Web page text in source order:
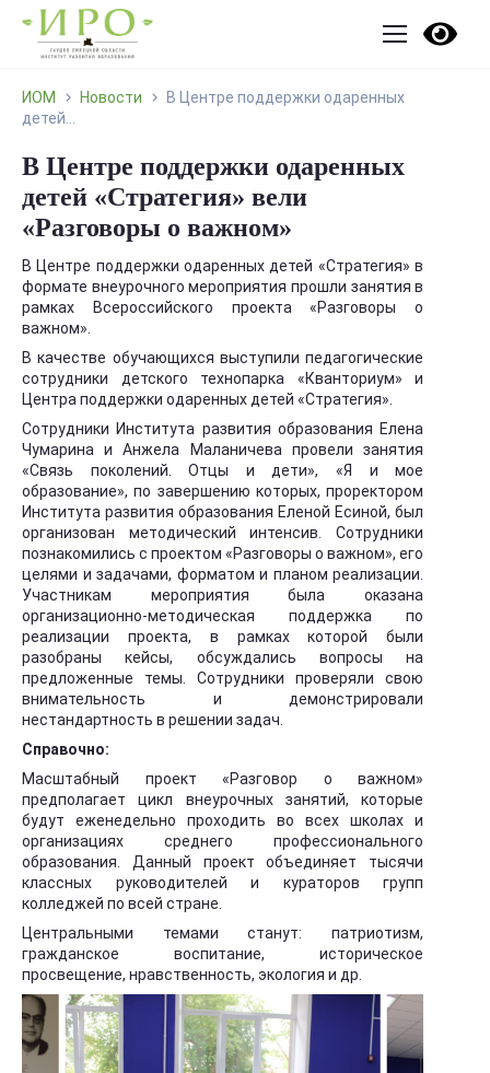
ИОМ Новости
В Центре поддержки одаренных
детей...
В Центре поддержки одаренных
детей «Стратегия» вели
«Разговоры о важном»
В Центре поддержки одаренных детей «Стратегия» в
формате внеурочного мероприятия прошли занятия в
рамках Всероссийского проекта «Разговоры о
важном».
В качестве обучающихся выступили педагогические
сотрудники детского технопарка «Кванториум» и
Центра поддержки одаренных детей «Стратегия».
Сотрудники Института развития образования Елена
Чумарина и Анжела Маланичева провели занятия
«Связь поколений. Отцы и дети», «Я и мое
образование», по завершению которых, проректором
Института развития образования Еленой Есиной, был
организован методический интенсив. Сотрудники
познакомились с проектом «Разговоры о важном», его
целями и задачами, форматом и планом реализации.
Участникам мероприятия была оказана
организационно-методическая поддержка по
реализации проекта, в рамках которой были
разобраны кейсы, обсуждались вопросы на
предложенные темы. Сотрудники проверяли свою
внимательность и демонстрировали
нестандартность в решении задач.
Справочно:
Масштабный проект «Разговор о важном»
предполагает цикл внеурочных занятий, которые
будут еженедельно проходить во всех школах и
организациях среднего профессионального
образования. Данный проект объединяет тысячи
классных руководителей и кураторов групп
колледжей по всей стране.
Центральными темами станут: патриотизм,
гражданское воспитание, историческое
просвещение, нравственность, экология и др.